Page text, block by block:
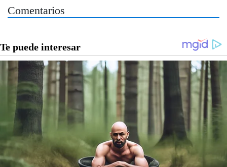
Comentarios